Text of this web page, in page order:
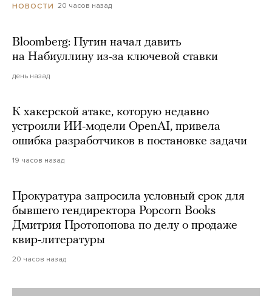
НОВОСТИ 20 часов назад
Bloomberg: Путин начал давить
на Набиуллину из-за ключевой ставки
день назад
К хакерской атаке, которую недавно
устроили ИИ-модели OpenAI, привела
ошибка разработчиков в постановке задачи
19 часов назад
Прокуратура запросила условный срок для
бывшего гендиректора Popcorn Books
Дмитрия Протопопова по делу о продаже
квир-литературы
20 часов назад